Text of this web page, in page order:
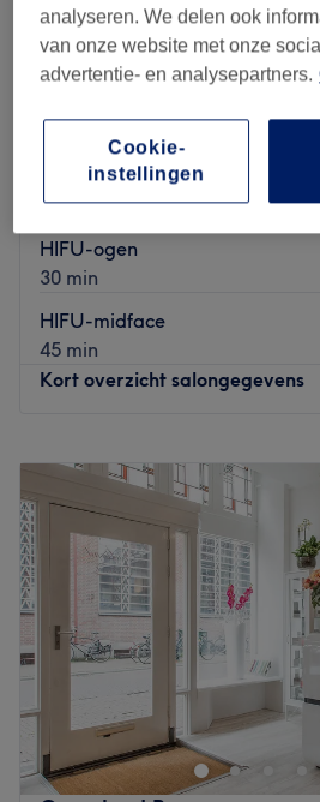
Sara Clinic
4,7
456 reviews
haarlem, Noord-Holland
HIFU-voorhoofd
30 min
HIFU-ogen
30 min
HIFU-midface
45 min
Kort overzicht salongegevens
Dinsdag
Woensdag
Donderdag
Vrijdag
Zaterdag
Zondag
Welkom bij SARA CLINIC- Jouw
huidverbeteringen laserontharing
Bij SARA CLINIC bieden we
gezichtsbehandelingen voor
analyseren. We delen ook
van onze website met onze
advertentie- en analysepartners.
Cookie-
instellingen